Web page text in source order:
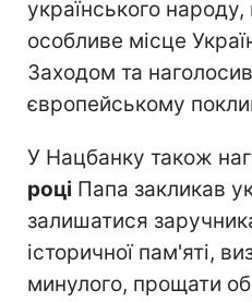
українського
особливе місце
Заходом та наголосив
європейському
У Нацбанку також
році Папа закликав
залишатися
історичної пам'яті,
минулого, прощати